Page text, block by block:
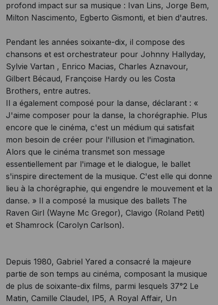
profond impact sur sa musique : Ivan Lins, Jorge Bem,
Milton Nascimento, Egberto Gismonti, et bien d'autres.
Pendant les années soixante-dix, il compose des
chansons et est orchestrateur pour Johnny Hallyday,
Sylvie Vartan , Enrico Macias, Charles Aznavour,
Gilbert Bécaud, Françoise Hardy ou les Costa
Brothers, entre autres.
Il a également composé pour la danse, déclarant : «
J'aime composer pour la danse, la chorégraphie. Plus
encore que le cinéma, c'est un médium qui satisfait
mon besoin de créer pour l'illusion et l'imagination.
Alors que le cinéma transmet son message
essentiellement par l'image et le dialogue, le ballet
s'inspire directement de la musique. C'est elle qui donne
lieu à la chorégraphie, qui engendre le mouvement et la
danse. » Il a composé la musique des ballets The
Raven Girl (Wayne Mc Gregor), Clavigo (Roland Petit)
et Shamrock (Carolyn Carlson).
Depuis 1980, Gabriel Yared a consacré la majeure
partie de son temps au cinéma, composant la musique
de plus de soixante-dix films, parmi lesquels 37°2 Le
Matin, Camille Claudel, IP5, A Royal Affair, Un